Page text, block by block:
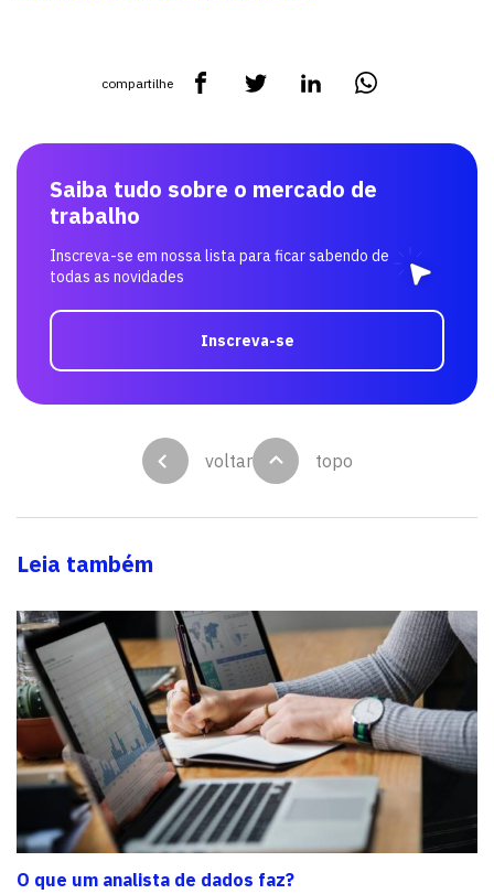
compartilhe
Saiba tudo sobre o mercado de
trabalho
Inscreva-se em nossa lista para ficar sabendo de
todas as novidades
Inscreva-se
voltar topo
Leia também
O que um analista de dados faz?